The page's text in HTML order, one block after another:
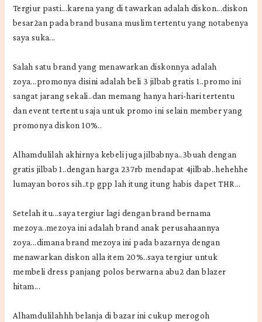
Tergiur pasti...karena yang di tawarkan adalah diskon...diskon
besar2an pada brand busana muslim tertentu yang notabenya
saya suka...
Salah satu brand yang menawarkan diskonnya adalah
zoya...promonya disini adalah beli 3 jilbab gratis 1..promo ini
sangat jarang sekali..dan memang hanya hari-hari tertentu
dan event tertentu saja untuk promo ini selain member yang
promonya diskon 10%..
Alhamdulilah akhirnya kebeli juga jilbabnya..3buah dengan
gratis jilbab 1..dengan harga 237rb mendapat 4jilbab..hehehhe
lumayan boros sih..tp gpp lah itung itung habis dapet THR...
Setelah itu...saya tergiur lagi dengan brand bernama
mezoya..mezoya ini adalah brand anak perusahaannya
zoya...dimana brand mezoya ini pada bazarnya dengan
menawarkan diskon alla item 20%..saya tergiur untuk
membeli dress panjang polos berwarna abu2 dan blazer
hitam...
Alhamdulilahhh belanja di bazar ini cukup merogoh